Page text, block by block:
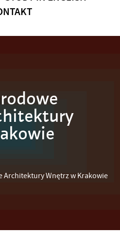
Architektury Wnętrz w Krakowie